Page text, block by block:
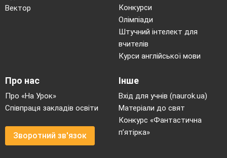
Вектор
Конкурси
Олімпіади
Штучний інтелект для
вчителів
Курси англійської мови
Про нас
Про «На Урок»
Співпраця закладів освіти
Зворотний зв'язок
Інше
Вхід для учнів (naurok.ua)
Матеріали до свят
Конкурс «Фантастична
п’ятірка»